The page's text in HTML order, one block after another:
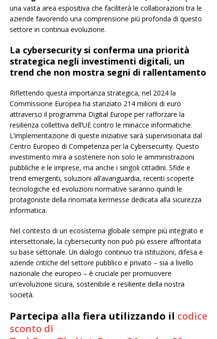
una vasta area espositiva che faciliterà le collaborazioni tra le
aziende favorendo una comprensione più profonda di questo
settore in continua evoluzione.
La cybersecurity si conferma una priorità
strategica negli investimenti digitali, un
trend che non mostra segni di rallentamento
Riflettendo questa importanza strategica, nel 2024 la
Commissione Europea ha stanziato 214 milioni di euro
attraverso il programma Digital Europe per rafforzare la
resilienza collettiva dell’UE contro le minacce informatiche.
L’implementazione di queste iniziative sarà supervisionata dal
Centro Europeo di Competenza per la Cybersecurity. Questo
investimento mira a sostenere non solo le amministrazioni
pubbliche e le imprese, ma anche i singoli cittadini. Sfide e
trend emergenti, soluzioni all’avanguardia, recenti scoperte
tecnologiche ed evoluzioni normative saranno quindi le
protagoniste della rinomata kermesse dedicata alla sicurezza
informatica.
Nel contesto di un ecosistema globale sempre più integrato e
intersettoriale, la cybersecurity non può più essere affrontata
su base settoriale. Un dialogo continuo tra istituzioni, difesa e
aziende critiche del settore pubblico e privato – sia a livello
nazionale che europeo – è cruciale per promuovere
un’evoluzione sicura, sostenibile e resiliente della nostra
società.
Partecipa alla fiera utilizzando il codice
sconto di